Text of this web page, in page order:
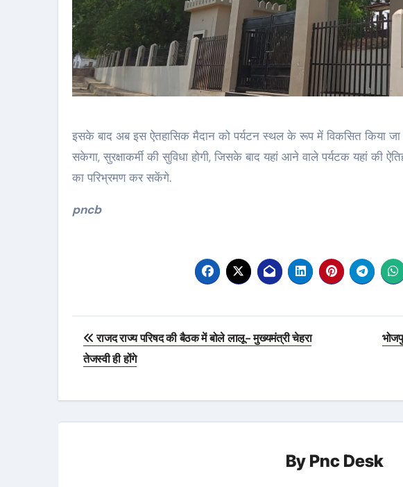
इसके बाद अब इस ऐतहासिक मैदान को पर्यटन स्थल के रूप में विकसित किया जा
सकेगा, सुरक्षाकर्मी की सुविधा होगी, जिसके बाद यहां आने वाले पर्यटक यहां की
का परिभ्रमण कर सकेंगे.
pncb
Post
navigation
राजद राज्य परिषद की बैठक में बोले लालू- मुख्यमंत्री चेहरा
तेजस्वी ही होंगे
By Pnc Desk